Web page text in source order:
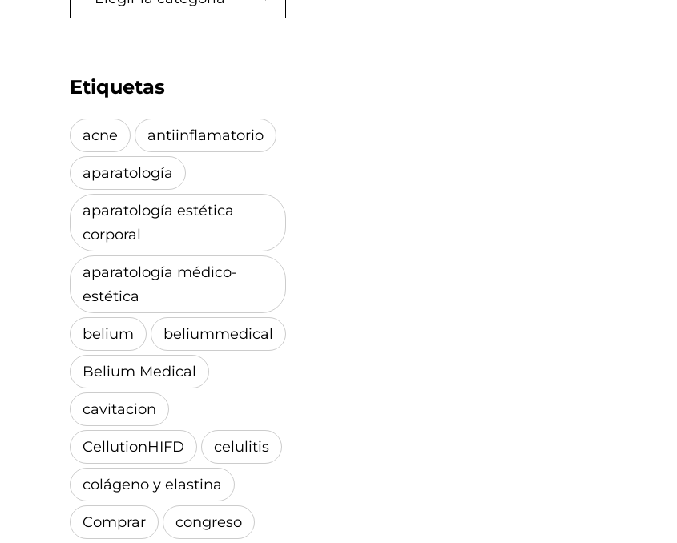
Etiquetas
acne antiinflamatorio
aparatología
aparatología estética
corporal
aparatología médico-
estética
belium beliummedical
Belium Medical
cavitacion
CellutionHIFD celulitis
colágeno y elastina
Comprar congreso